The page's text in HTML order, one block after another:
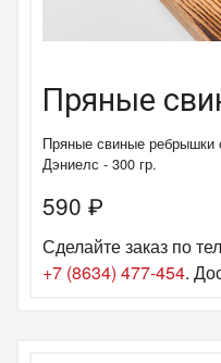
Пряные
Пряные свиные ребрышки
Дэниелс - 300 гр.
590 ₽
Сделайте заказ по
+7 (8634) 477-454.